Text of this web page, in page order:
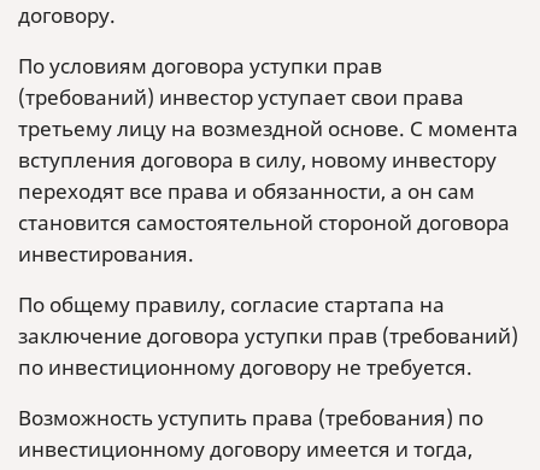
договору.
По условиям договора уступки прав
(требований) инвестор уступает свои права
третьему лицу на возмездной основе. С момента
вступления договора в силу, новому инвестору
переходят все права и обязанности, а он сам
становится самостоятельной стороной договора
инвестирования.
По общему правилу, согласие стартапа на
заключение договора уступки прав (требований)
по инвестиционному договору не требуется.
Возможность уступить права (требования) по
инвестиционному договору имеется и тогда,